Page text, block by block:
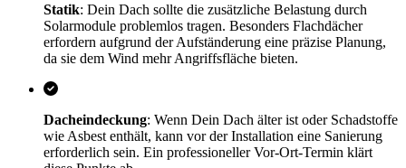
Statik: Dein Dach sollte die zusätzliche Belastung durch
Solarmodule problemlos tragen. Besonders Flachdächer
erfordern aufgrund der Aufständerung eine präzise Planung,
da sie dem Wind mehr Angriffsfläche bieten.
Dacheindeckung: Wenn Dein Dach älter ist oder Schadstoffe
wie Asbest enthält, kann vor der Installation eine Sanierung
erforderlich sein. Ein professioneller Vor-Ort-Termin klärt